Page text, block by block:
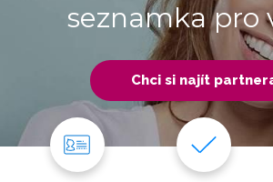
seznamka pro
Chci si najít